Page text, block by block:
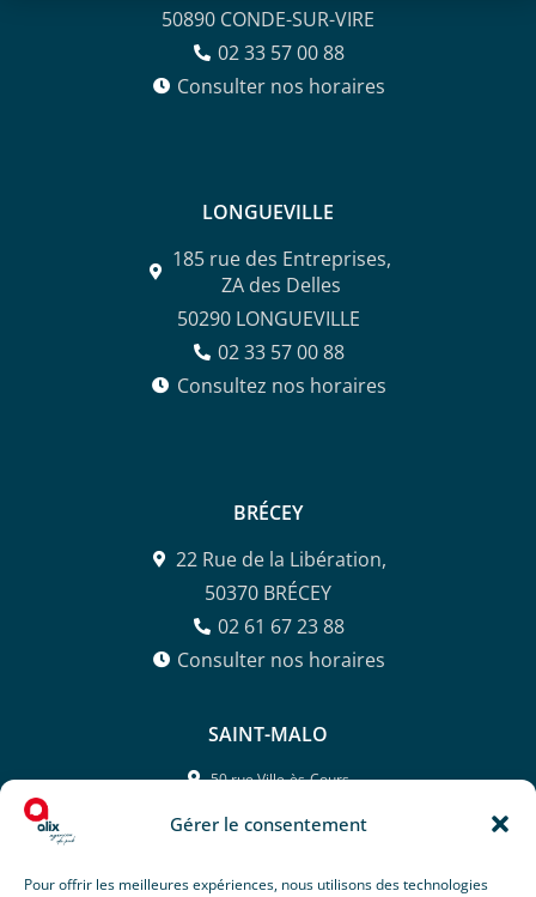
Gérer le consentement
Pour offrir les meilleures expériences, nous utilisons des technologies
50890 CONDE-SUR-VIRE
02 33 57 00 88
Consulter nos horaires
LONGUEVILLE
185 rue des Entreprises,
ZA des Delles
50290 LONGUEVILLE
02 33 57 00 88
Consultez nos horaires
BRÉCEY
22 Rue de la Libération,
50370 BRÉCEY
02 61 67 23 88
Consulter nos horaires
SAINT-MALO
50 rue Ville-ès-Cours,